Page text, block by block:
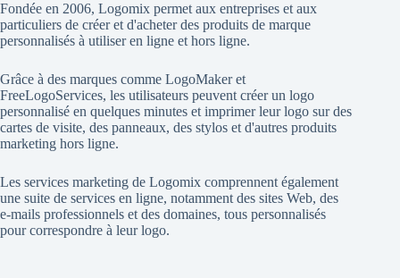
Fondée en 2006, Logomix permet aux entreprises et aux
particuliers de créer et d'acheter des produits de marque
personnalisés à utiliser en ligne et hors ligne.
Grâce à des marques comme LogoMakeret
FreeLogoServices, les utilisateurs peuvent créer un logo
personnalisé en quelques minutes et imprimer leur logo sur des
cartes de visite, des panneaux, des stylos et d'autres produits
marketing hors ligne.
Les services marketing de Logomix comprennent également
une suite de services en ligne, notamment des sites Web, des
e-mails professionnels et des domaines, tous personnalisés
pour correspondre à leur logo.